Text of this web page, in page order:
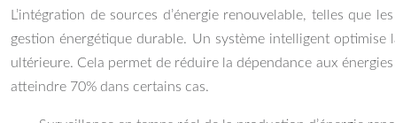
L’intégration de sources d’énergie renouvelable, telles
gestion énergétique durable. Un système intelligent
ultérieure. Cela permet de réduire la dépendance aux
atteindre 70% dans certains cas.